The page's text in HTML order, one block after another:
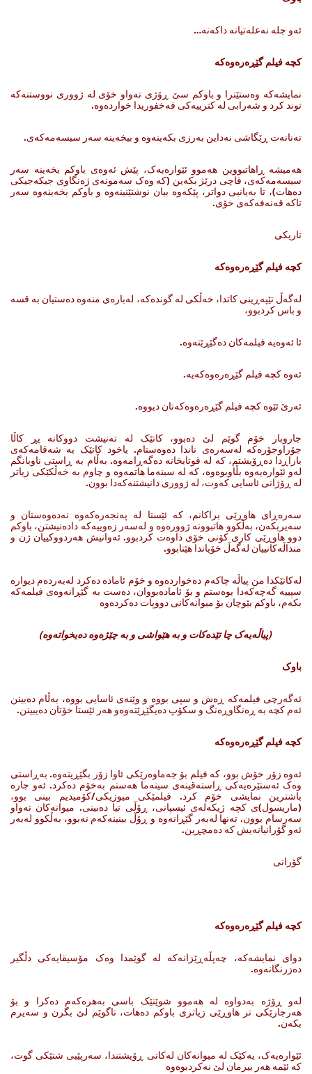
ئەو جلە نەعلەتیانە داکەنە…
کچە فیلم گێڕەرەوەکە
نمایشه‌که‌ وه‌ستێنرا و باوکم سێ ڕۆژی ته‌واو خۆی له‌ ژووری نووستنه‌که‌
توند کرد و شه‌رابی له‌ کترییه‌کی فه‌خفوریدا خوارده‌وه‌.
ته‌نانه‌ت ڕێگاشی نه‌داین به‌رزی بکه‌ینه‌وه ‌و بیخه‌ینه‌ سه‌ر سیسه‌مه‌که‌ی‌.
هه‌میشه‌ ڕاهاتبووین هه‌موو ئێواره‌یه‌ک، پێش ئه‌وه‌ی باوکم بخه‌ینه‌ سه‌ر
سیسه‌مه‌که‌ی، قاچی درێژ بکه‌ین (که‌ وه‌ک سه‌مونه‌ی ژه‌نگاوی جیکه‌جیکی
ده‌هات)، تا به‌یانیی دواتر، پێکه‌وه‌ بیان نوشتێنینه‌وه‌ و باوکم بخه‌ینه‌وه‌ سه‌ر
تاکه‌ قه‌نه‌فه‌که‌ی خۆی.
تاریکی
کچە فیلم گێڕەرەوەکە
له‌گه‌ڵ تێپه‌ڕینی کاتدا، خه‌ڵکی له‌ گونده‌که‌، له‌باره‌ی منه‌وه‌ ده‌ستیان به‌ قسه
‌و باس کردبوو،
ئا ئه‌وه‌یه‌ فیلمه‌کان ده‌گێڕێته‌وه‌.
ئەوە کچە فیلم گێڕەرەوەکەیە.
ئەرێ ئێوە کچە فیلم گێڕەرەوەکەتان دیووە.
جاروبار خۆم گوێم لێ ده‌بوو، کاتێک له‌ ته‌نیشت دووکانه‌ پڕ کاڵا
جۆراوجۆره‌که‌ له‌سه‌ره‌ی ناندا ده‌وه‌ستام. یاخود کاتێک به‌ شه‌قامه‌که‌ی
بازاڕدا ده‌ڕۆیشتم، که‌ له‌ قوتابخانه‌ ده‌گه‌ڕامه‌وه‌. به‌ڵام به‌ ڕاستی ناوبانگم
له‌و ئێواره‌یه‌وه‌ بڵاوبوه‌وه‌، که‌ له‌ سینه‌ما هاتمه‌وه‌ و چاوم به‌ خه‌ڵکێکی زیاتر
له‌ ڕۆژانی ئاسایی که‌وت، له‌ ژووری دانیشتنه‌که‌دا بوون.
سه‌ره‌ڕای هاوڕێی براکانم، که‌ ئێستا له‌ په‌نجه‌ره‌که‌وه‌ نه‌ده‌وه‌ستان ‌و
سه‌یربکه‌ن، به‌ڵکوو هاتبوونه‌ ژووره‌وه ‌و له‌سه‌ر زه‌وییه‌که‌ داده‌نیشتن، باوکم
دوو هاوڕێی کاری کۆنی خۆی داوه‌ت کردبوو. ئه‌وانیش هه‌ردووکییان ژن‌ و
منداڵه‌کانییان له‌گه‌ڵ خۆیاندا هێنابوو.
له‌کاتێکدا من پیاڵه‌ چاکه‌م ده‌خوارده‌وه و خۆم ئاماده‌ ده‌کرد له‌به‌رده‌م دیواره‌
سپییه‌ گه‌چه‌که‌دا بوه‌ستم‌ و بۆ ئاماده‌بووان، ده‌ست به‌ گێڕانه‌وه‌ی فیلمه‌که‌
بکه‌م، باوکم بێوچان بۆ میوانه‌کانی دووپات ده‌کرده‌وه‌
(پیاڵەیەک چا تێدەکات و بە هێواشی و بە چێژەوە دەیخواتەوە)
باوک
ئه‌گه‌رچی فیلمه‌که‌ ڕه‌ش ‌و سپی بووه‌ و وێنه‌ی ئاسایی بووه‌، به‌ڵام ده‌بینن
ئه‌م کچه‌ به‌ ڕه‌نگاوڕه‌نگ ‌و سکۆپ ده‌یگێڕێته‌وه‌و هەر ئێستا خۆتان ده‌یبینن.
کچە فیلم گێڕەرەوەکە
ئه‌وه‌ زۆر خۆش بوو، که‌ فیلم بۆ جه‌ماوه‌رێکی ئاوا زۆر بگێڕیته‌وه‌. به‌ڕاستی
وه‌ک ئه‌ستێره‌یه‌کی ڕاسته‌قینه‌ی سینه‌ما هه‌ستم به‌خۆم ده‌کرد. ئه‌و جاره‌
باشترین نمایشی خۆم کرد. فیلمێکی میوزیکی/کۆمیدیم بینی بوو،
(ماریسول)ی کچه‌ ژیکه‌له‌ی ئیسپانی، ڕۆڵی تیا ده‌بینی. میوانه‌کان ته‌واو
سه‌رسام بوون. ته‌نها له‌به‌ر گێڕانه‌وه‌ و ڕۆڵ بینینه‌که‌م نه‌بوو، به‌ڵکوو له‌به‌ر
ئه‌و گۆرانیانه‌یش که‌ ده‌مچڕین.
گۆرانی
کچە فیلم گێڕەرەوەکە
دوای نمایشه‌که‌، چەپڵەڕێزانەکە له‌ گوێمدا وه‌ک مۆسیقایه‌کی دڵگیر
ده‌زرنگانه‌وه‌.
له‌و ڕۆژه‌ به‌دواوه‌ له‌ هه‌موو شوێنێک باسی به‌هره‌که‌م ده‌کرا و بۆ
هه‌رجارێکی تر هاوڕێی زیاتری باوکم ده‌هات، تاگوێم لێ بگرن ‌و سه‌یرم
بکه‌ن‌.
ئێواره‌یه‌ک، یه‌کێک له‌ میوانه‌کان له‌کاتی ڕۆیشتندا، سه‌رپێیی شتێکی گوت،
که‌ ئێمه‌ هه‌ر بیرمان لێ نه‌کردبوه‌وه‌